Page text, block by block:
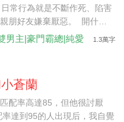
常行為就是不斷作死、陷害
朋好友嫌棄厭惡。 開什麼
步一小咳，三步一大咳，三
莫名其妙胃痛頭疼的身子。
接下來的日子。 後來，曾經
著我回家去。 而那位隱藏身
屈膝跪地，手掌撫上我冰涼
男主|豪門霸總|純愛 1.3萬字
蒼蘭
配率高達85，但他很討厭
達到95的人出現后，我自覺